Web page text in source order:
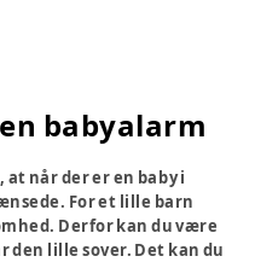
babyalarm
når der er en baby i
For et lille barn
Derfor kan du være
lille sover. Det kan du